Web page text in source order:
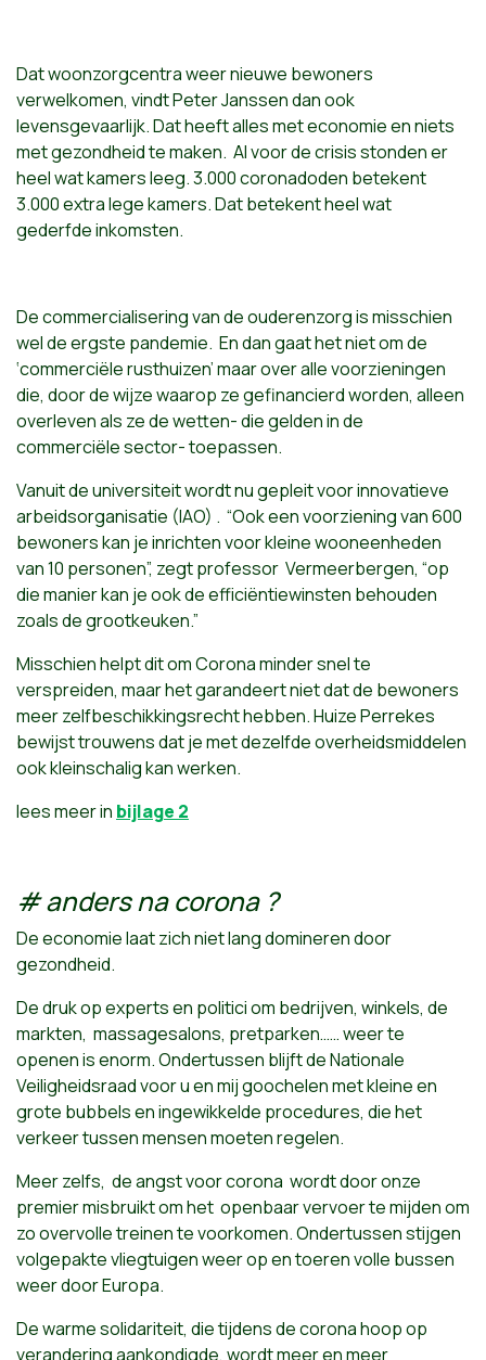
Dat woonzorgcentra weer nieuwe bewoners
verwelkomen, vindt Peter Janssen dan ook
levensgevaarlijk. Dat heeft alles met economie en niets
met gezondheid te maken. Al voor de crisis stonden er
heel wat kamers leeg. 3.000 coronadoden betekent
3.000 extra lege kamers. Dat betekent heel wat
gederfde inkomsten.
De commercialisering van de ouderenzorg is misschien
wel de ergste pandemie. En dan gaat het niet om de
‘commerciële rusthuizen’ maar over alle voorzieningen
die, door de wijze waarop ze gefinancierd worden, alleen
overleven als ze de wetten- die gelden in de
commerciële sector- toepassen.
Vanuit de universiteit wordt nu gepleit voor innovatieve
arbeidsorganisatie (IAO) . “Ook een voorziening van 600
bewoners kan je inrichten voor kleine wooneenheden
van 10 personen”, zegt professor Vermeerbergen, “op
die manier kan je ook de efficiëntiewinsten behouden
zoals de grootkeuken.”
Misschien helpt dit om Corona minder snel te
verspreiden, maar het garandeert niet dat de bewoners
meer zelfbeschikkingsrecht hebben. Huize Perrekes
bewijst trouwens dat je met dezelfde overheidsmiddelen
ook kleinschalig kan werken.
lees meer in bijlage 2
# anders na corona ?
De economie laat zich niet lang domineren door
gezondheid.
De druk op experts en politici om bedrijven, winkels, de
markten, massagesalons, pretparken…… weer te
openen is enorm. Ondertussen blijft de Nationale
Veiligheidsraad voor u en mij goochelen met kleine en
grote bubbels en ingewikkelde procedures, die het
verkeer tussen mensen moeten regelen.
Meer zelfs, de angst voor corona wordt door onze
premier misbruikt om het openbaar vervoer te mijden om
zo overvolle treinen te voorkomen. Ondertussen stijgen
volgepakte vliegtuigen weer op en toeren volle bussen
weer door Europa.
De warme solidariteit, die tijdens de corona hoop op
verandering aankondigde, wordt meer en meer